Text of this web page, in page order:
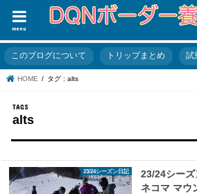
menu
このブログについて トリップまとめ 試
HOME タグ : alts
alts
23/24シーズン日記
23/24シー
ネコマ マウ